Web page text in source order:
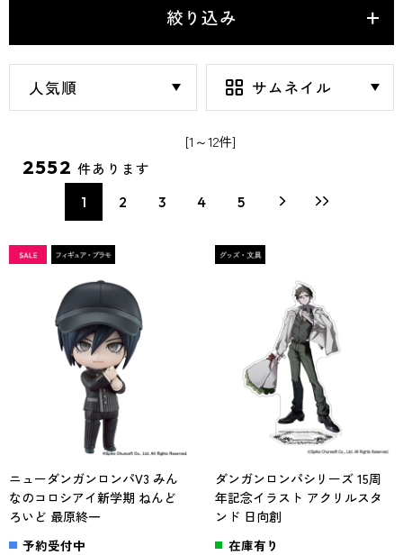
絞り込み
[1～12件]
2552 件あります
1 2 3 4 5
ニューダンガンロンパV3 みん
なのコロシアイ新学期 ねんど
ろいど 最原終一
予約受付中
ダンガンロンパシリーズ 15周
年記念イラスト アクリルスタ
ンド 日向創
在庫有り